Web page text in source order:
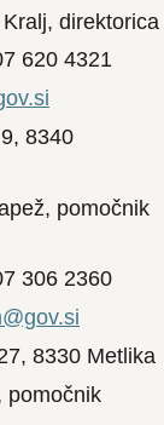
direktorica
620 4321
8340
pomočnik
306 2360
8330 Metlika
pomočnik